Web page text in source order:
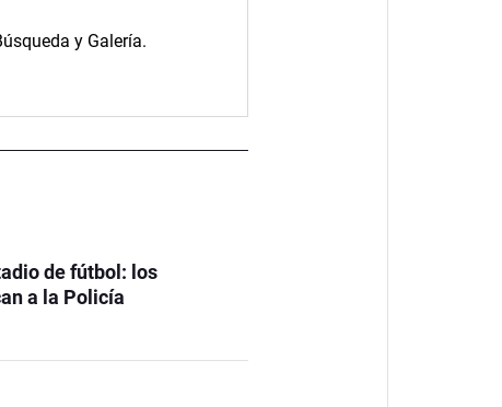
y Galería.
de fútbol: los
a la Policía